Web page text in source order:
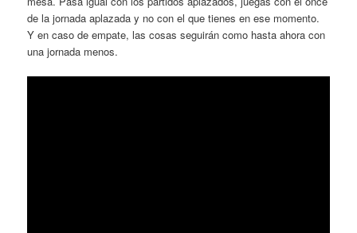
de la jornada aplazada y no con el que tienes en ese momento.
Y en caso de empate, las cosas seguirán como hasta ahora con
una jornada menos.